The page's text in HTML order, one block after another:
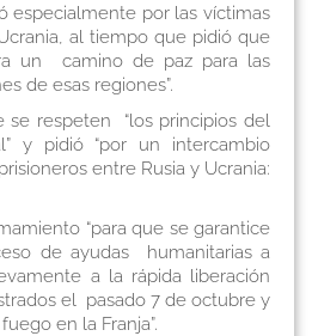
especialmente por las víctimas
al tiempo que pidió que
un camino de paz para las
de esas regiones”.
se respeten “los principios del
y pidió “por un intercambio
entre Rusia y Ucrania:
“para que se garantice
de ayudas humanitarias a
a la rápida liberación
el pasado 7 de octubre y
en la Franja”.